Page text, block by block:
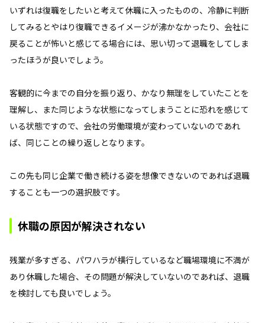
いずれは復職をしたいと考えて休職に入ったものの、冷静に判断
してみるとやはり復職できるイメージが沸かなかったり、会社に
戻ることが怖いと感じてる場合には、思い切って退職をしてしま
ったほうが良いでしょう。
客観的に今までの自分を振り返り、かなり無理をしていたことを
理解し、また同じような状態になってしまうことに恐れを感じて
いる状態ですので、会社の労働環境が変わっていないのであれ
ば、同じことの繰り返しとなります。
この先も同じ企業で働き続ける姿を想像できないのであれば退職
することも一つの選択肢です。
休職の原因が解決されない
残業が多すぎる、パワハラが横行しているなど職場環境に不満が
あり休職した場合、その問題が解決していないのであれば、退職
を検討しても良いでしょう。